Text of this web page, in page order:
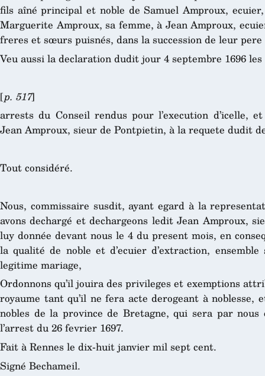
fils aîné principal et noble de Samuel Amproux,
Marguerite Amproux, sa femme, à Jean Amproux,
freres et sœurs puisnés, dans la succession de leur
Veu aussi la declaration dudit jour 4 septembre 1696 les
[p. 517]
arrests du Conseil rendus pour l’execution d’icelle,
Jean Amproux, sieur de Pontpietin, à la requete dudit
Tout considéré.
Nous, commissaire susdit, ayant egard à la
avons dechargé et dechargeons ledit Jean Amproux,
luy donnée devant nous le 4 du present mois, en
la qualité de noble et d’ecuier d’extraction,
legitime mariage,
Ordonnons qu’il jouira des privileges et exemptions
royaume tant qu’il ne fera acte derogeant à noblesse,
nobles de la province de Bretagne, qui sera par nous
l’arrest du 26 fevrier 1697.
Fait à Rennes le dix-huit janvier mil sept cent.
Signé Bechameil.